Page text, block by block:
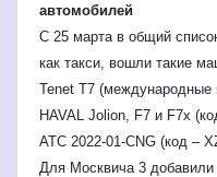
автомобилей
С 25 марта в общий
как такси, вошли такие
Tenet T7 (международные
HAVAL Jolion, F7 и F7x
АТС 2022-01-CNG (код –
Для Москвича 3 добавили